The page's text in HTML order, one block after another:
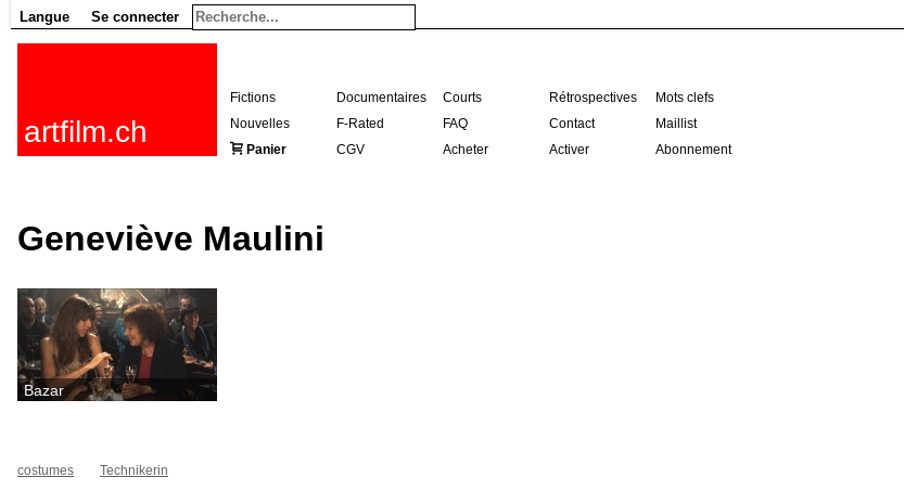
Langue Se connecter
artfilm.ch
Fictions Documentaires Courts Rétrospectives
Mots clefs
Nouvelles
F-Rated FAQ Contact
Maillist
Panier
CGV Acheter Activer Abonnement
Geneviève Maulini
Bazar
costumes Technikerin